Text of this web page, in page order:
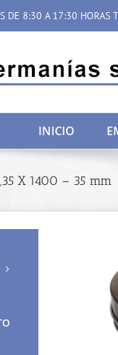
DE 8:30 A 17:30
INICIO
X 1400 – 35 mm